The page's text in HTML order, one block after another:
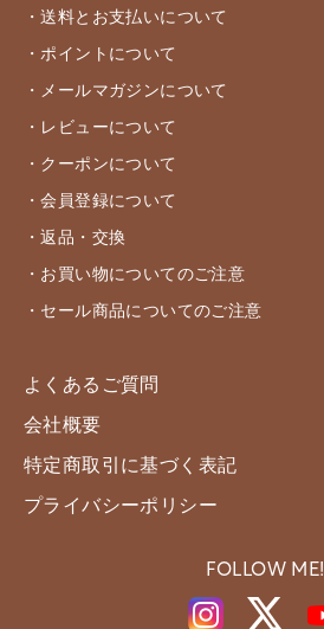
・送料とお支払いについて
・ポイントについて
・メールマガジンについて
・レビューについて
・クーポンについて
・会員登録について
・返品・交換
・お買い物についてのご注意
・セール商品についてのご注意
よくあるご質問
会社概要
特定商取引に基づく表記
プライバシーポリシー
FOLLOW ME!